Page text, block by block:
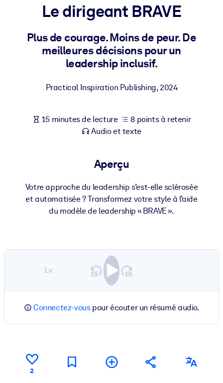
PAR SYSTÈME
Pour LMS/LXP
Intégrez des connaissances vérifiées et concises dans votre
Pour bibliothèques d'entreprise
commerciales fiables et prêtes à l'emploi.
Pour les systèmes d’IA
structurées pour améliorer les résultats.
Le dirigeant BRAVE
Plus de courage. Moins de peur. De
meilleures décisions pour un
leadership inclusif.
Practical Inspiration Publishing,2024
15 minutes de lecture
8 points à retenir
Audio et texte
Aperçu
Votre approche du leadership s’est-elle sclérosée
et automatisée ? Transformez votre style à l’aide
du modèle de leadership « BRAVE ».
1×
Connectez-vouspour écouter un résumé audio.
2